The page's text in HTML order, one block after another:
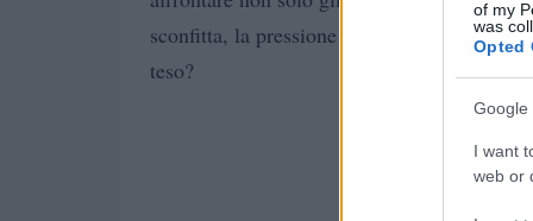
of my
was
Opted
Google
I want
web or
sconfitta, la pressione possa aumentare
teso?